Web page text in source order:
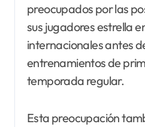
preocupados por las
sus jugadores estrella
internacionales antes
entrenamientos de
temporada regular.
Esta preocupación